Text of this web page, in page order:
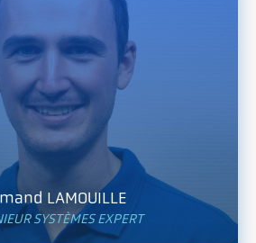
LAMOUILLE
SYSTÈMES EXPERT